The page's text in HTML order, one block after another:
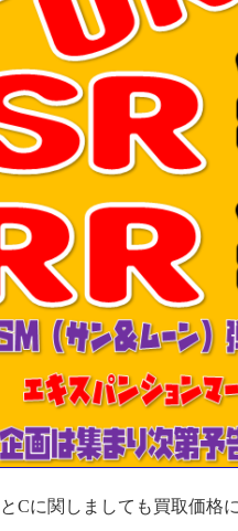
Cに関しましても買取価格